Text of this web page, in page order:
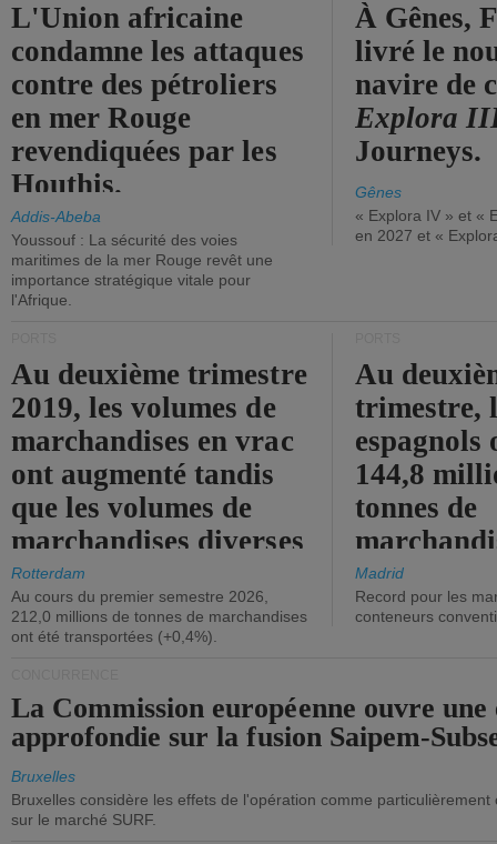
L'Union africaine
condamne les attaques
contre des pétroliers
en mer Rouge
revendiquées par les
Houthis.
Addis-Abeba
Youssouf : La sécurité des voies
maritimes de la mer Rouge revêt une
importance stratégique vitale pour
l'Afrique.
À Gênes,
livré le
navire de
Explora
Journeys.
Gênes
« Explora IV » et «
en 2027 et «
Au deuxième trimestre
2019, les volumes de
marchandises en vrac
ont augmenté tandis
que les volumes de
marchandises diverses
ont diminué.
Rotterdam
Au cours du premier semestre 2026,
212,0 millions de tonnes de marchandises
ont été transportées (+0,4%).
Au
trimestre,
144,8
tonnes de
(+2,9%).
Madrid
Record pour les
conteneurs
La Commission européenne ouvre une
approfondie sur la fusion Saipem-
Bruxelles
Bruxelles considère les effets de l'opération comme
sur le marché SURF.